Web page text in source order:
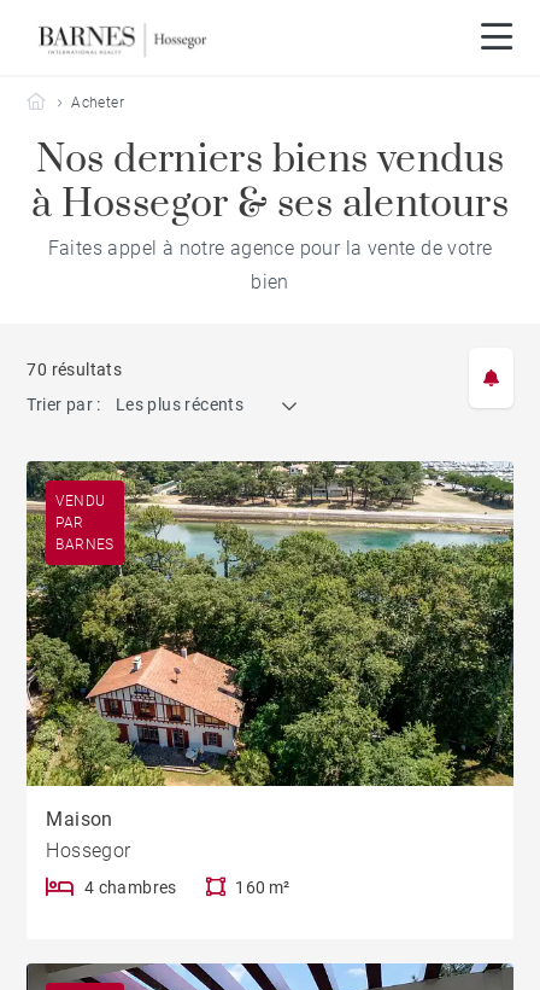
Barnes Hossegor
Acheter
Nos derniers biens vendus
à Hossegor & ses alentours
Faites appel à notre agence pour la vente de votre
bien
70 résultats
Trier par :
Les plus récents
VENDU
PAR
BARNES
Maison
Hossegor
4 chambres 160 m²